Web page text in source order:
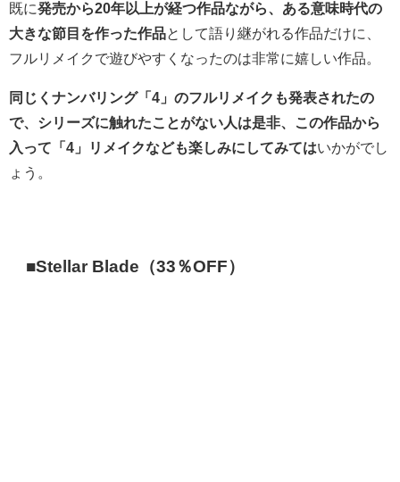
既に発売から20年以上が経つ作品ながら、ある意味時代の
大きな節目を作った作品として語り継がれる作品だけに、
フルリメイクで遊びやすくなったのは非常に嬉しい作品。
同じくナンバリング「4」のフルリメイクも発表されたの
で、シリーズに触れたことがない人は是非、この作品から
入って「4」リメイクなども楽しみにしてみてはいかがでし
ょう。
■Stellar Blade（33％OFF）